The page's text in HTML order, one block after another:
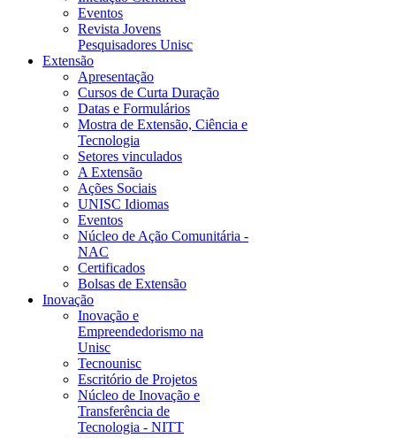
Eventos
Revista Jovens
Pesquisadores Unisc
Extensão
Apresentação
Cursos de Curta Duração
Datas e Formulários
Mostra de Extensão, Ciência e
Tecnologia
Setores vinculados
A Extensão
Ações Sociais
UNISC Idiomas
Eventos
Núcleo de Ação Comunitária -
NAC
Certificados
Bolsas de Extensão
Inovação
Inovação e
Empreendedorismo na
Unisc
Tecnounisc
Escritório de Projetos
Núcleo de Inovação e
Transferência de
Tecnologia - NITT